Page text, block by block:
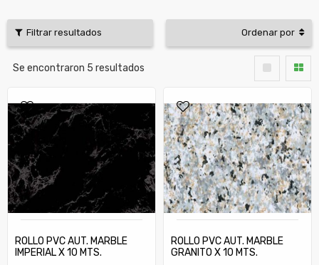
Filtrar resultados Ordenar por
Se encontraron 5 resultados
ROLLO PVC AUT. MARBLE
IMPERIAL X 10 MTS.
ROLLO PVC AUT. MARBLE
GRANITO X 10 MTS.